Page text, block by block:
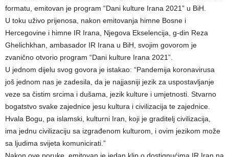
formatu, emitovan je program “Dani kulture Irana 2021” u BiH.
U toku uživo prijenosa, nakon emitovanja himne Bosne i
Hercegovine i himne IR Irana, Njegova Ekselencija, g-din Reza
Ghelichkhan, ambasador IR Irana u BiH, svojim govorom je
zvanično otvorio program “Dani kulture Irana 2021”.
U jednom dijelu svog govora je istakao: “Pandemija koronavirusa
još jednom nas je zadesila, da je najjasniji jezik za uspostavljanje
veze sa čistim srcima i dušama, jezik kulture i umjetnosti. Stvarno
bogatstvo svake zajednice jesu kultura i civilizacija te zajednice.
Hvala Bogu, pa islamski, kulturni Iran, koji je graditelj civilizacija,
ima jednu civilizaciju sa izgrađenom kulturom, i ovim jezikom može
sa ljudima svijeta komunicirati.”